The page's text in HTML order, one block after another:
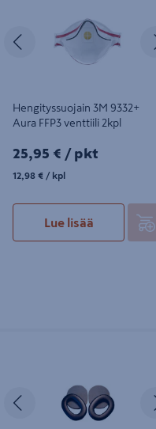
Edellinen
Hengityssuojain 3M 9332+
Aura FFP3 venttiili 2kpl
25,95€/pkt
25,95 € / pkt
12,98€/kpl
12,98 € / kpl
Lue lisää
Edellinen